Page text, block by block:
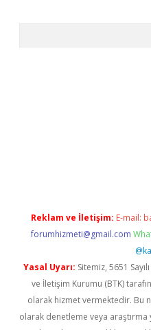
Reklam ve İletişim: E-mail:
forumhizmeti@gmail.com
Yasal Uyarı: Sitemiz, 5651
ve İletişim Kurumu (BTK)
olarak hizmet vermektedir. Bu
olarak denetleme veya